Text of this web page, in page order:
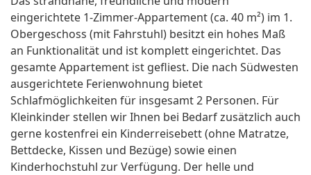
eingerichtete 1-Zimmer-Appartement (ca. 40 m²) im 1.
Obergeschoss (mit Fahrstuhl) besitzt ein hohes Maß
an Funktionalität und ist komplett eingerichtet. Das
gesamte Appartement ist gefliest. Die nach Südwesten
ausgerichtete Ferienwohnung bietet
Schlafmöglichkeiten für insgesamt 2 Personen. Für
Kleinkinder stellen wir Ihnen bei Bedarf zusätzlich auch
gerne kostenfrei ein Kinderreisebett (ohne Matratze,
Bettdecke, Kissen und Bezüge) sowie einen
Kinderhochstuhl zur Verfügung. Der helle und